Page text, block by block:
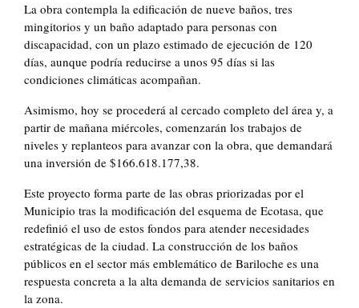
La obra contempla la edificación de nueve baños, tres
mingitorios y un baño adaptado para personas con
discapacidad, con un plazo estimado de ejecución de 120
días, aunque podría reducirse a unos 95 días si las
condiciones climáticas acompañan.
Asimismo, hoy se procederá al cercado completo del área y, a
partir de mañana miércoles, comenzarán los trabajos de
niveles y replanteos para avanzar con la obra, que demandará
una inversión de $166.618.177,38.
Este proyecto forma parte de las obras priorizadas por el
Municipio tras la modificación del esquema de Ecotasa, que
redefinió el uso de estos fondos para atender necesidades
estratégicas de la ciudad. La construcción de los baños
públicos en el sector más emblemático de Bariloche es una
respuesta concreta a la alta demanda de servicios sanitarios en
la zona.